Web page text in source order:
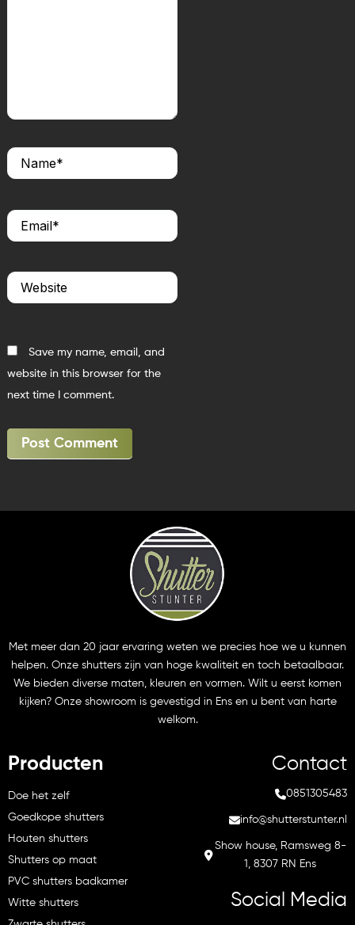
Name*
Email*
Website
Save my name, email, and
website in this browser for the
next time I comment.
Producten
Doe het zelf
Goedkope shutters
Houten shutters
Shutters op maat
PVC shutters badkamer
Witte shutters
Met meer dan 20 jaar ervaring weten we precies hoe we u kunnen
helpen. Onze shutters zijn van hoge kwaliteit en toch betaalbaar.
We bieden diverse maten, kleuren en vormen. Wilt u eerst komen
kijken? Onze showroom is gevestigd in Ens en u bent van harte
welkom.
Contact
0851305483
info@shutterstunter.nl
Show house, Ramsweg 8-
1, 8307 RN Ens
Social Media